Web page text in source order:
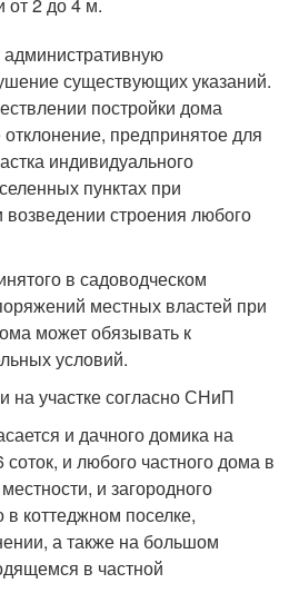
существующих указаний.
постройки дома
отклонение, предпринятое для
индивидуального
пунктах при
строения любого
в садоводческом
местных властей при
может обязывать к
условий.
на участке согласно СНиП
и дачного домика на
соток, и любого частного дома в
и загородного
коттеджном поселке,
а также на большом
в частной